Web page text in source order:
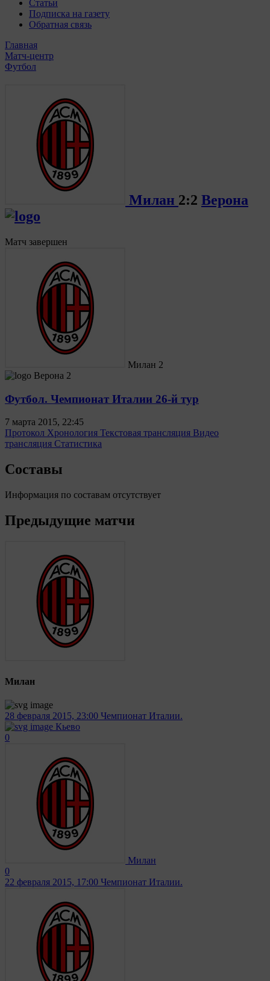
Статьи
Подписка на газету
Обратная связь
Главная
Матч-центр
Футбол
Милан 2:2 Верона
Матч завершен
Милан 2
Верона 2
Футбол. Чемпионат Италии 26-й тур
7 марта 2015, 22:45
Протокол Хронология Текстовая трансляция Видео
трансляция Статистика
Составы
Информация по составам отсутствует
Предыдущие матчи
Милан
28 февраля 2015, 23:00 Чемпионат Италии.
Кьево
0
Милан
0
22 февраля 2015, 17:00 Чемпионат Италии.